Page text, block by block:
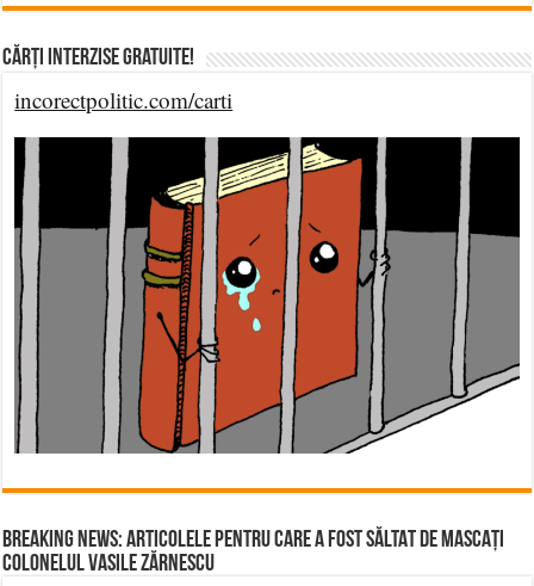
Cărți Interzise Gratuite!
incorectpolitic.com/carti
BREAKING NEWS: ARTICOLELE PENTRU CARE A FOST SĂLTAT DE MASCAȚI
COLONELUL VASILE ZĂRNESCU